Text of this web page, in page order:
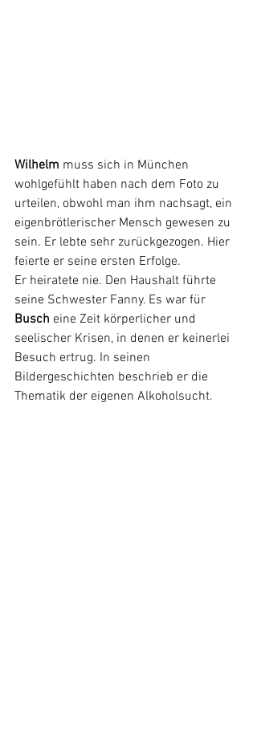
Wilhelm muss sich in München
wohlgefühlt haben nach dem Foto zu
urteilen, obwohl man ihm nachsagt, ein
eigenbrötlerischer Mensch gewesen zu
sein. Er lebte sehr zurückgezogen. Hier
feierte er seine ersten Erfolge.
Er heiratete nie. Den Haushalt führte
seine Schwester Fanny. Es war für
Busch eine Zeit körperlicher und
seelischer Krisen, in denen er keinerlei
Besuch ertrug. In seinen
Bildergeschichten beschrieb er die
Thematik der eigenen Alkoholsucht.